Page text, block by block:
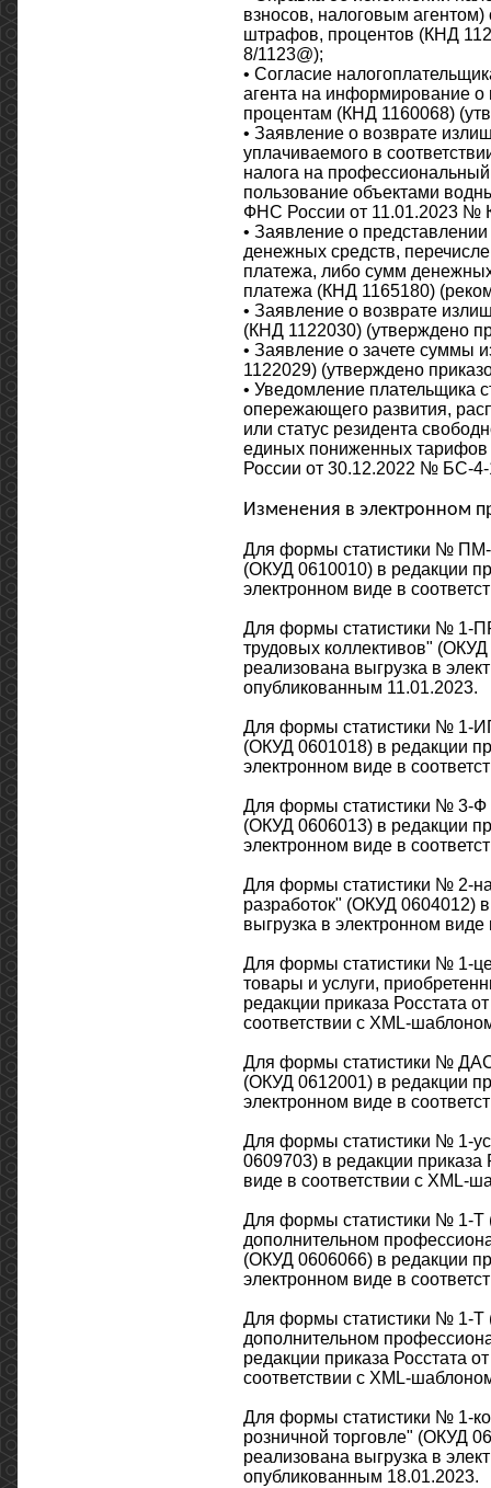
взносов, налоговым агентом)
штрафов, процентов (КНД
8/1123@);
• Согласие
агента на информирование
процентам (КНД 1160068)
• Заявление о возврате
уплачиваемого в
налога на
пользование объектами
ФНС России от 11.01.2023 №
• Заявление о
денежных средств,
платежа, либо сумм
платежа (КНД 1165180)
• Заявление о возврате
(КНД 1122030) (утверждено
• Заявление о зачете суммы
1122029) (утверждено
• Уведомление плательщика
опережающего развития,
или статус резидента
единых пониженных
России от 30.12.2022 № БС-4-
Изменения в электронном
Для формы статистики № ПМ-
(ОКУД 0610010) в редакции
электронном виде в
Для формы статистики № 1-
трудовых коллективов"
реализована выгрузка в
опубликованным 11.01.2023.
Для формы статистики № 1-
(ОКУД 0601018) в редакции
электронном виде в
Для формы статистики № 3-Ф
(ОКУД 0606013) в редакции
электронном виде в
Для формы статистики № 2-
разработок" (ОКУД 0604012)
выгрузка в электронном
Для формы статистики № 1-
товары и услуги,
редакции приказа Росстата
соответствии с XML-
Для формы статистики № ДАС
(ОКУД 0612001) в редакции
электронном виде в
Для формы статистики № 1-
0609703) в редакции
виде в соответствии с XML-
Для формы статистики № 1-Т
дополнительном
(ОКУД 0606066) в редакции
электронном виде в
Для формы статистики № 1-Т
дополнительном
редакции приказа Росстата
соответствии с XML-
Для формы статистики № 1-
розничной торговле" (ОКУД
реализована выгрузка в
опубликованным 18.01.2023.